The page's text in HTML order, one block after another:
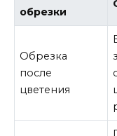
обрезки
Обрезка
после
цветения